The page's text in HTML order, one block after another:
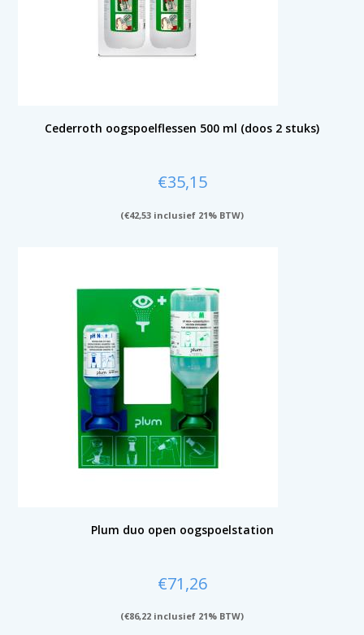
Cederroth oogspoelflessen 500 ml (doos 2 stuks)
€35,15
(€42,53 inclusief 21% BTW)
Plum duo open oogspoelstation
€71,26
(€86,22 inclusief 21% BTW)